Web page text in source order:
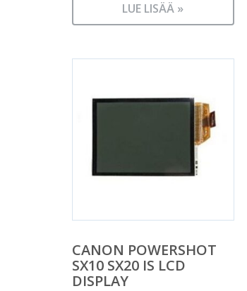
LUE LISÄÄ »
CANON POWERSHOT
SX10 SX20 IS LCD
DISPLAY